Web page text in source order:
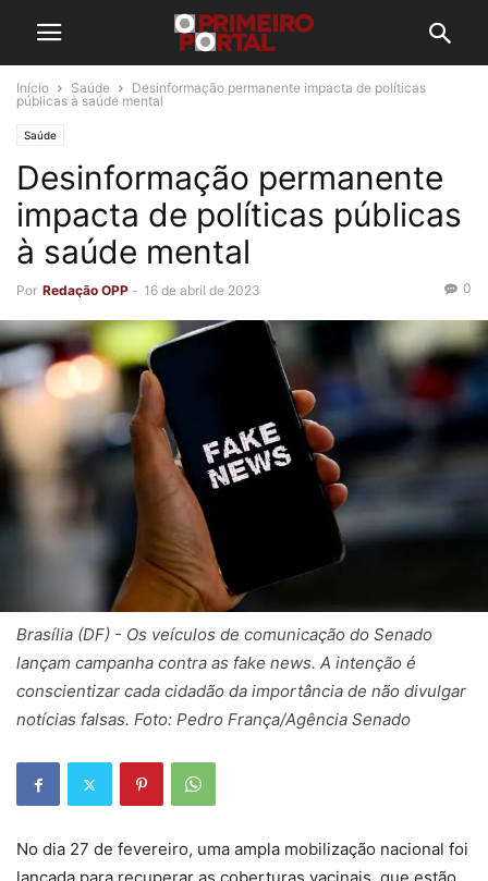
Início Saúde
Desinformação permanente impacta de políticas
públicas à saúde mental
Saúde
Desinformação permanente
impacta de políticas públicas
à saúde mental
Por Redação OPP - 16 de abril de 2023 0
Brasília (DF) - Os veículos de comunicação do Senado
lançam campanha contra as fake news. A intenção é
conscientizar cada cidadão da importância de não divulgar
notícias falsas. Foto: Pedro França/Agência Senado
No dia 27 de fevereiro, uma ampla mobilização nacional foi